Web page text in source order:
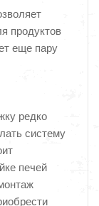
продуктов
еще пару
редко
систему
печей